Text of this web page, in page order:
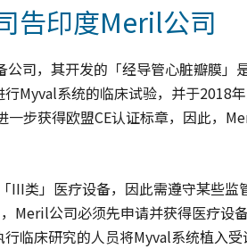
告印度Meril公司
司，其开发的「经导管心脏瓣膜」
Myval系统的临床试验，并于2018
步获得欧盟CE认证标章，因此，
III类」医疗设备，因此需遵守某些监
Meril公司必须先申请并获得医疗
临床研究的人员将Myval系统植入